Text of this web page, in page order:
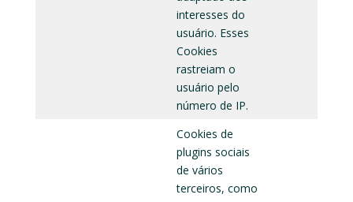
interesses do
usuário. Esses
Cookies
rastreiam o
usuário pelo
número de IP.
Cookies de
plugins sociais
de vários
terceiros, como